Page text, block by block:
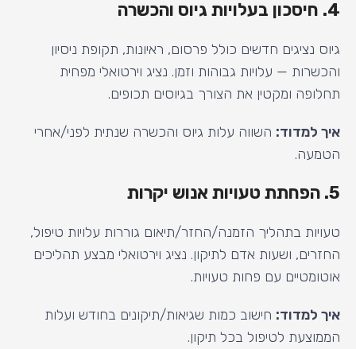
4. חיסכון בעלויות גיוס והכשרה
גיוס נציגים חדשים כולל פרסום, ראיונות, תקופת ניסיון
והכשרות — עלויות גבוהות וזמן. נציג וירטואלי מפחית
תחלופה ומקטין את הצורך בגיוסים תכופים.
איך למדוד: השווה עלות גיוס והכשרה שנתית לפני/אחרי
הטמעה.
5. הפחתת טעויות אנוש יקרות
טעויות בתהליך הזמנה/החזר/תיאום גוררות עלויות טיפול,
החזרים, ושעות אדם לתיקון. נציג וירטואלי מבצע תהליכים
אוטומטיים עם פחות טעויות.
איך למדוד: חישוב כמות שגיאות/תיקונים בחודש ועלות
הממוצעת לטיפול בכל תיקון.